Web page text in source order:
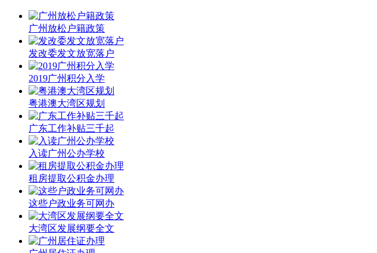
广州放松户籍政策
发改委发文放宽落户
2019广州积分入学
粤港澳大湾区规划
广东工作补贴三千起
入读广州公办学校
租房提取公积金办理
这些户政业务可网办
大湾区发展纲要全文